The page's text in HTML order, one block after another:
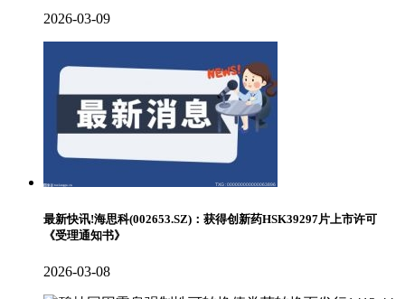
2026-03-09
最新快讯!海思科(002653.SZ)：获得创新药HSK39297片上市许可
《受理通知书》
2026-03-08